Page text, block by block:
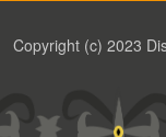
Copyright (c) 2023